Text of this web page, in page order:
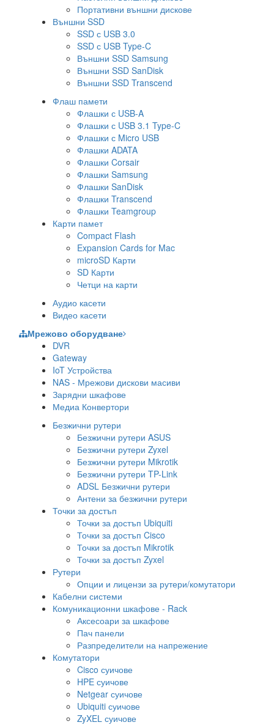
Портативни външни дискове
Външни SSD
SSD с USB 3.0
SSD с USB Type-C
Външни SSD Samsung
Външни SSD SanDisk
Външни SSD Transcend
Флаш памети
Флашки с USB-A
Флашки с USB 3.1 Type-C
Флашки с Micro USB
Флашки ADATA
Флашки Corsair
Флашки Samsung
Флашки SanDisk
Флашки Transcend
Флашки Teamgroup
Карти памет
Compact Flash
Expansion Cards for Mac
microSD Карти
SD Карти
Четци на карти
Аудио касети
Видео касети
Мрежово оборудване
DVR
Gateway
IoT Устройства
NAS - Мрежови дискови масиви
Зарядни шкафове
Медиа Конвертори
Безжични рутери
Безжични рутери ASUS
Безжични рутери Zyxel
Безжични рутери Mikrotik
Безжични рутери TP-Link
ADSL Безжични рутери
Антени за безжични рутери
Точки за достъп
Точки за достъп Ubiquiti
Точки за достъп Cisco
Точки за достъп Mikrotik
Точки за достъп Zyxel
Рутери
Опции и лицензи за рутери/комутатори
Кабелни системи
Комуникационни шкафове - Rack
Аксесоари за шкафове
Пач панели
Разпределители на напрежение
Комутатори
Cisco суичове
HPE суичове
Netgear суичове
Ubiquiti суичове
ZyXEL суичове